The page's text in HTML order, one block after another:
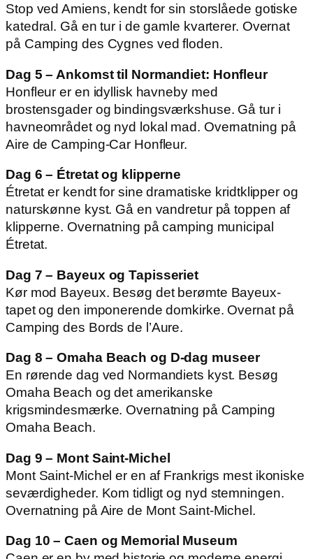
Stop ved Amiens, kendt for sin storslåede gotiske
katedral. Gå en tur i de gamle kvarterer. Overnat
på Camping des Cygnes ved floden.
Dag 5 – Ankomst til Normandiet: Honfleur
Honfleur er en idyllisk havneby med
brostensgader og bindingsværkshuse. Gå tur i
havneområdet og nyd lokal mad. Overnatning på
Aire de Camping-Car Honfleur.
Dag 6 – Étretat og klipperne
Étretat er kendt for sine dramatiske kridtklipper og
naturskønne kyst. Gå en vandretur på toppen af
klipperne. Overnatning på camping municipal
Étretat.
Dag 7 – Bayeux og Tapisseriet
Kør mod Bayeux. Besøg det berømte Bayeux-
tapet og den imponerende domkirke. Overnat på
Camping des Bords de l’Aure.
Dag 8 – Omaha Beach og D-dag museer
En rørende dag ved Normandiets kyst. Besøg
Omaha Beach og det amerikanske
krigsmindesmærke. Overnatning på Camping
Omaha Beach.
Dag 9 – Mont Saint-Michel
Mont Saint-Michel er en af Frankrigs mest ikoniske
seværdigheder. Kom tidligt og nyd stemningen.
Overnatning på Aire de Mont Saint-Michel.
Dag 10 – Caen og Memorial Museum